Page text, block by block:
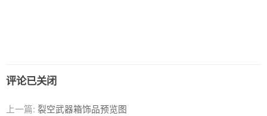
评论已关闭
上一篇: 裂空武器箱饰品预览图